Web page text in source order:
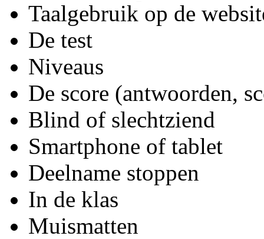
Taalgebruik op de
De test
Niveaus
De score (antwoorden,
Blind of slechtziend
Smartphone of tablet
Deelname stoppen
In de klas
Muismatten